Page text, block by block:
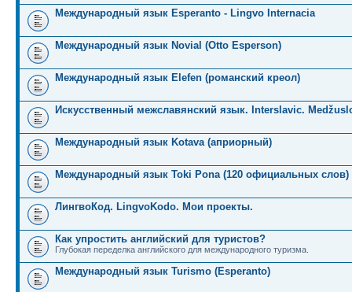
Международный язык Esperanto - Lingvo Internacia
Международный язык Novial (Otto Esperson)
Международный язык Elefen (романский креол)
Искусственный межславянский язык. Interslavic.
Международный язык Kotava (априорный)
Международный язык Toki Pona (120 официальных слов)
ЛингвоКод. LingvoKodo. Мои проекты.
Как упростить английский для туристов?
Глубокая переделка английского для международного туризма.
Международный язык Turismo (Esperanto)